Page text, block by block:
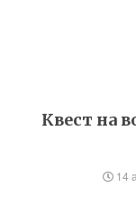
Квест на
14